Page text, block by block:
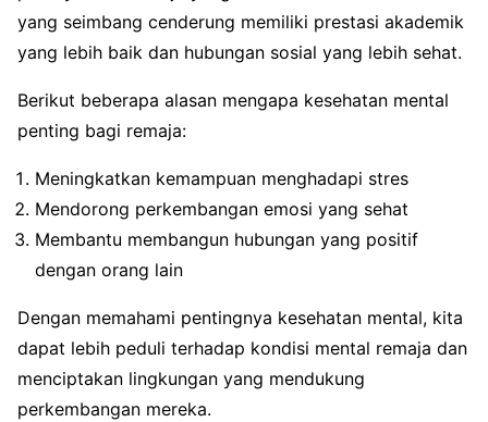
yang seimbang cenderung memiliki prestasi akademik
yang lebih baik dan hubungan sosial yang lebih sehat.
Berikut beberapa alasan mengapa kesehatan mental
penting bagi remaja:
Meningkatkan kemampuan menghadapi stres
Mendorong perkembangan emosi yang sehat
Membantu membangun hubungan yang positif
dengan orang lain
Dengan memahami pentingnya kesehatan mental, kita
dapat lebih peduli terhadap kondisi mental remaja dan
menciptakan lingkungan yang mendukung
perkembangan mereka.